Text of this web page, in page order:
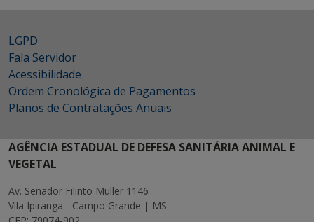
LGPD
Fala Servidor
Acessibilidade
Ordem Cronológica de Pagamentos
Planos de Contratações Anuais
AGÊNCIA ESTADUAL DE DEFESA SANITÁRIA ANIMAL E
VEGETAL
Av. Senador Filinto Muller 1146
Vila Ipiranga - Campo Grande | MS